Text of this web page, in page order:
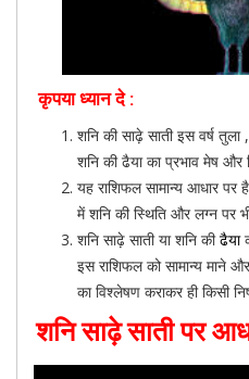
कृपया ध्यान दे :
शनि की साढ़े साती इस वर्ष
शनि की ढैया का प्रभाव मेष और
यह राशिफल सामान्य आधार पर
में शनि की स्थिति और लग्न पर
शनि साढ़े साती या शनि कीढैया
इस राशिफल को सामान्य माने
का विश्लेषण कराकर ही किसी
शनि साढ़े साती पर